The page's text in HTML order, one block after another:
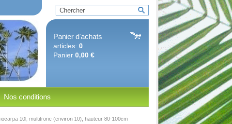
Panier dʼachats
articles: 0
Panier 0,00 €
Nos conditions
10l, multitronc (environ 10), hauteur 80-100cm